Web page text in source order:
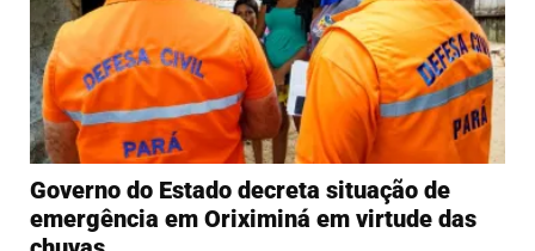
Governo do Estado decreta situação de
emergência em Oriximiná em virtude das